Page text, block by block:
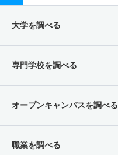
大学を調べる
専門学校を調べる
オープンキャンパスを調べる
職業を調べる